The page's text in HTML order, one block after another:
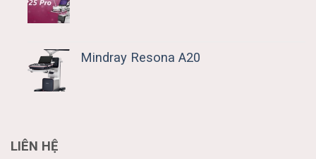
Mindray Resona A20
LIÊN HỆ